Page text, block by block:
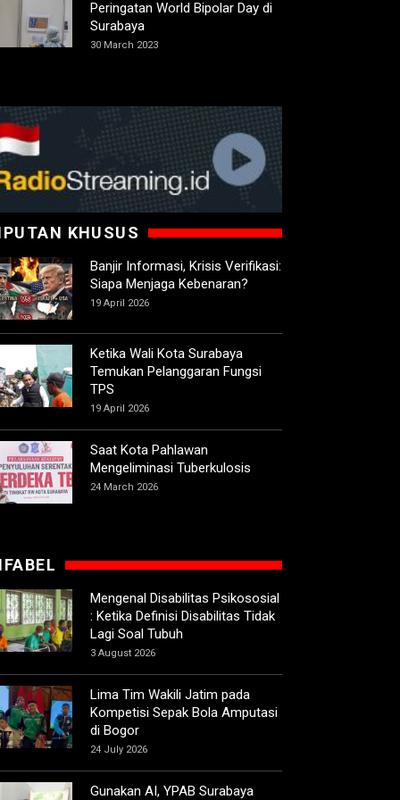
Peringatan World Bipolar Day di
Surabaya
30 March 2023
KHUSUS
Banjir Informasi, Krisis Verifikasi:
Siapa Menjaga Kebenaran?
19 April 2026
Ketika Wali Kota Surabaya
Temukan Pelanggaran Fungsi
TPS
19 April 2026
Saat Kota Pahlawan
Mengeliminasi Tuberkulosis
24 March 2026
Mengenal Disabilitas Psikososial
: Ketika Definisi Disabilitas Tidak
Lagi Soal Tubuh
3 August 2026
Lima Tim Wakili Jatim pada
Kompetisi Sepak Bola Amputasi
di Bogor
24 July 2026
Gunakan AI, YPAB Surabaya